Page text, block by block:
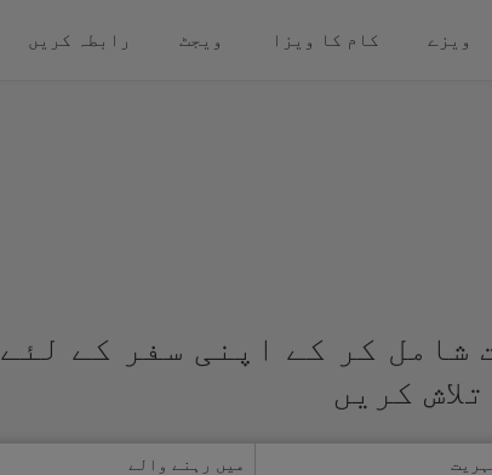
ویزے کام کا ویزا ویجٹ رابطہ کریں
شامل کر کے اپنی سفر کے لئے
کریں
میں رہنے والے